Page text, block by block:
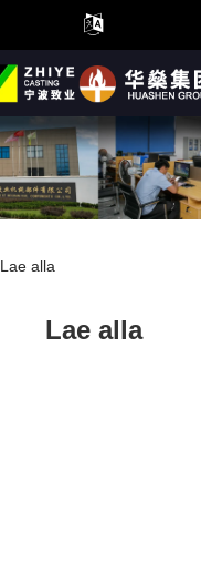
Lae alla
Lae alla